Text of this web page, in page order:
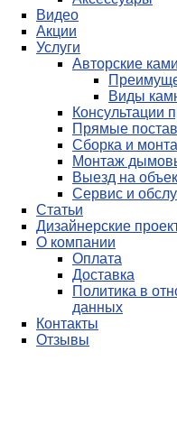
Видео
Акции
Услуги
Авторские
Виды
Консультации
Прямые
Сборка и
Монтаж
Выезд на
Сервис и
Статьи
Дизайнерские
О компании
Оплата
Доставка
Политика в
данных
Контакты
Отзывы